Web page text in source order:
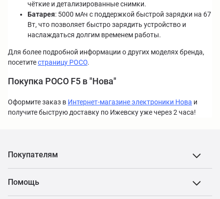
чёткие и детализированные снимки.
Батарея: 5000 мАч с поддержкой быстрой зарядки на 67
Вт, что позволяет быстро зарядить устройство и
наслаждаться долгим временем работы.
Для более подробной информации о других моделях бренда,
посетитестраницу POCO.
Покупка POCO F5 в "Нова"
Оформите заказ в Интернет-магазине электроники Нова и
получите быструю доставку по Ижевску уже через 2 часа!
Покупателям
Помощь